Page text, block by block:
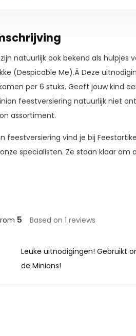
natuurlijk ook bekend als hulpjes
(Despicable Me).Â Deze
per 6 stuks. Geeft jouw kind
feestversiering natuurlijk niet
assortiment.
feestversiering vind je bij
specialisten. Ze staan klaar om
5 Based on 1 reviews
Leuke uitnodigingen! Gebruikt
de Minions!